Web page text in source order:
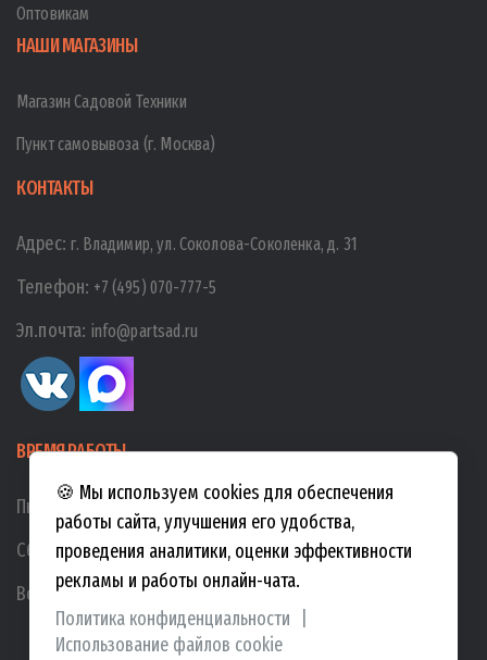
Оптовикам
НАШИ МАГАЗИНЫ
Магазин Садовой Техники
Пункт самовывоза (г. Москва)
КОНТАКТЫ
Адрес:г. Владимир, ул. Соколова-Соколенка, д. 31
Телефон: +7 (495) 070-777-5
Эл.почта: info@partsad.ru
ВРЕМЯ РАБОТЫ
Пн-Пт: 10:00-19:00
Сб:
10:00-17:00
Вс:
10:00-15:00
🍪 Мы используем cookies для обеспечения
работы сайта, улучшения его удобства,
проведения аналитики, оценки эффективности
рекламы и работы онлайн-чата.
Политика конфиденциальности
Использование файлов cookie